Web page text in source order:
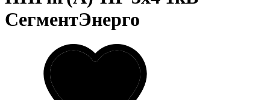
СегментЭнерго